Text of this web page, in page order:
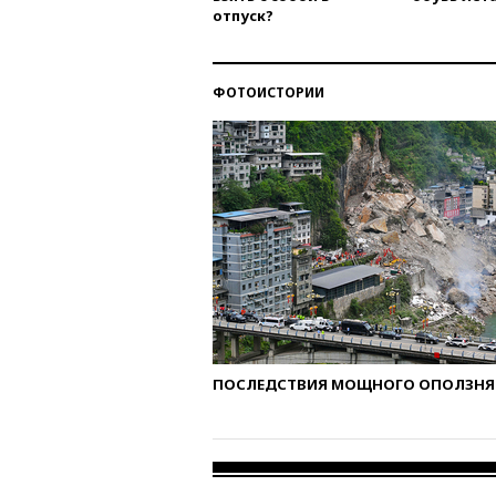
отпуск?
ФОТОИСТОРИИ
ПОСЛЕДСТВИЯ МОЩНОГО ОПОЛЗНЯ